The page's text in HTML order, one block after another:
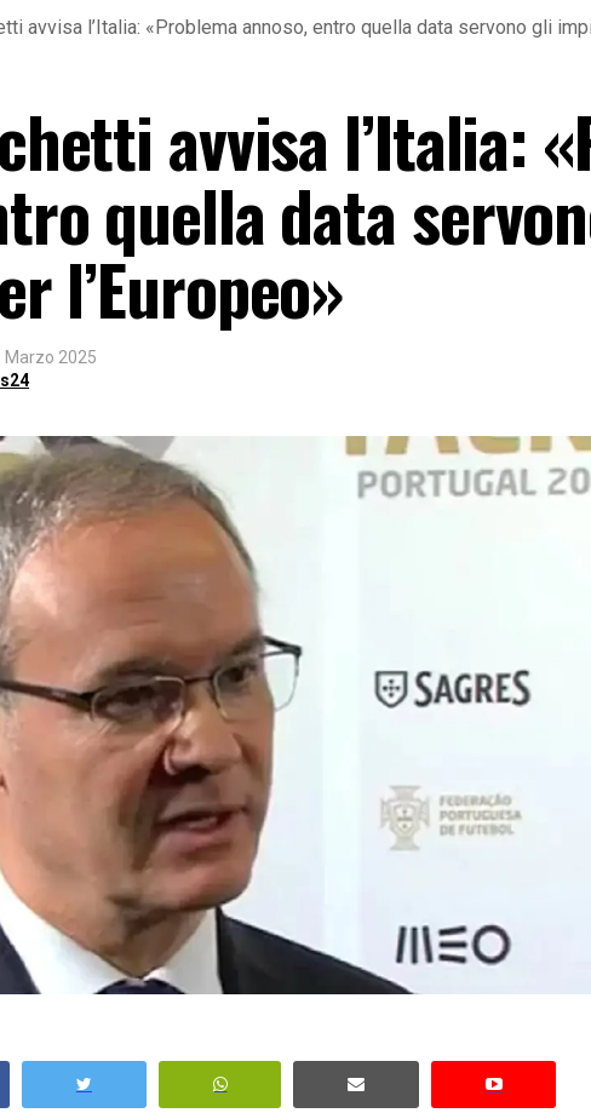
avvisa l’Italia: «Problema annoso, entro quella data servono gli
avvisa l’Italia:
quella data
l’Europeo»
Marzo 2025